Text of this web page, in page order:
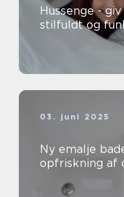
Hussenge -
stilfuldt og
03. juni 2025
Ny emalje
opfriskning af